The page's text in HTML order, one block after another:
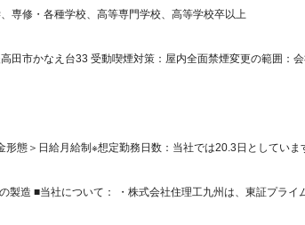
専修・各種学校、高等専門学校、高等学校卒以上
田市かなえ台33 受動喫煙対策：屋内全面禁煙変更の範囲：
形態＞日給月給制※想定勤務日数：当社では20.3日としていま
製造 ■当社について： ・株式会社住理工九州は、東証プライ